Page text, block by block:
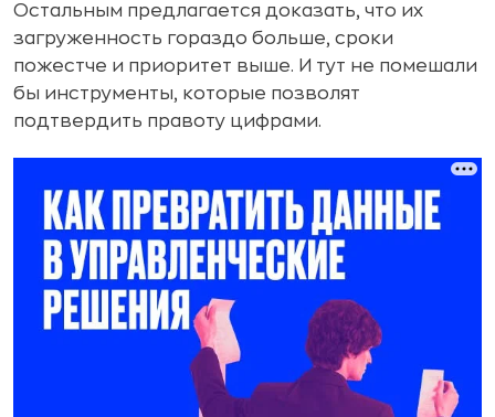
Остальным предлагается доказать, что их
загруженность гораздо больше, сроки
пожестче и приоритет выше. И тут не помешали
бы инструменты, которые позволят
подтвердить правоту цифрами.